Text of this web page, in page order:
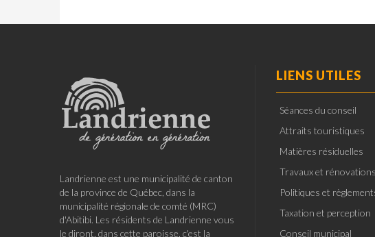
Landrienne est une municipalité de canton
de la province de Québec, dans la
municipalité régionale de comté (MRC)
d'Abitibi. Les résidents de Landrienne vous
le diront, dans cette paroisse, c'est la
LIENS UTILES
Séances du conseil
Attraits touristiques
Matières résiduelles
Travaux et rénovations
Politiques et
Taxation et perception
Conseil municipal